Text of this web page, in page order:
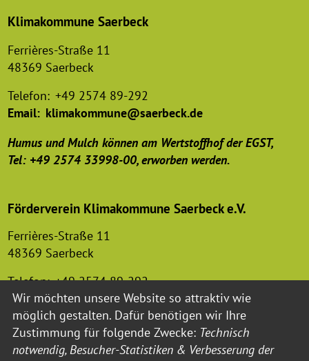
Klimakommune Saerbeck
Ferrières-Straße 11
48369 Saerbeck
Telefon: +49 2574 89-292
Email: klimakommune@saerbeck.de
Humus und Mulch können am Wertstoffhof der EGST,
Tel: +49 2574 33998-00, erworben werden.
Förderverein Klimakommune Saerbeck e.V.
Ferrières-Straße 11
48369 Saerbeck
Telefon: +49 2574 89-292
Email: foerderverein-klimakommune@saerbeck.de
Wir möchten unsere Website so attraktiv wie
möglich gestalten. Dafür benötigen wir Ihre
Zustimmung für folgende Zwecke: Technisch
notwendig, Besucher-Statistiken & Verbesserung der